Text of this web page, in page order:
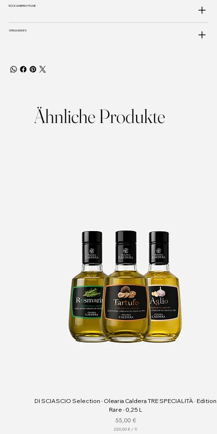
RÜCKGABERICHTLINIE
VERSANDINFO
Ähnliche Produkte
DI SCIASCIO Selection ∙ Olearia Caldera TRE SPECIALITÀ · Edition
Rare ∙ 0,25 L
Preis
55,00 €
220,00 € / 1l